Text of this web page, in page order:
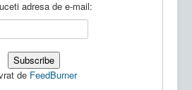
adresa de e-mail:
de FeedBurner